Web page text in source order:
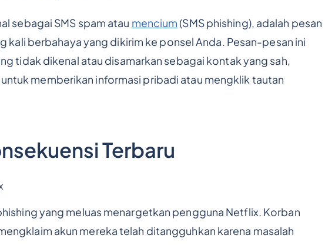
sebagai SMS spam atau mencium(SMS phishing), adalah pesan
kali berbahaya yang dikirim ke ponsel Anda. Pesan-pesan ini
tidak dikenal atau disamarkan sebagai kontak yang sah,
memberikan informasi pribadi atau mengklik tautan
Terbaru
yang meluas menargetkan pengguna Netflix. Korban
akun mereka telah ditangguhkan karena masalah